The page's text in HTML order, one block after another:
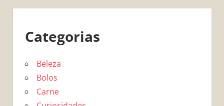
Categorias
Beleza
Bolos
Carne